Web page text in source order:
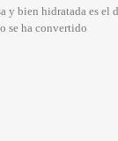
y bien hidratada es el
se ha convertido